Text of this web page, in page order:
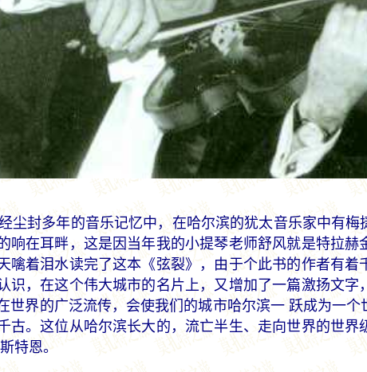
尘封多年的音乐记忆中，在哈尔滨的犹太音乐家中有梅
响在耳畔，这是因当年我的小提琴老师舒风就是特拉
噙着泪水读完了这本《弦裂》，由于个此书的作者有
识，在这个伟大城市的名片上，又增加了一篇激扬文
世界的广泛流传，会使我们的城市哈尔滨一 跃成为一
古。这位从哈尔滨长大的，流亡半生、走向世界的世
特恩。